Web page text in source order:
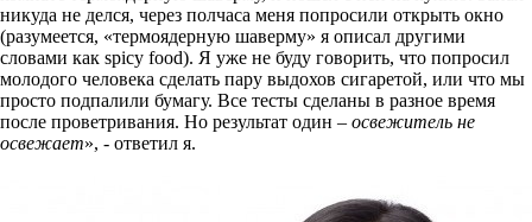
никуда не делся, через полчаса меня попросили открыть окно
(разумеется, «термоядерную шаверму» я описал другими
словами как spicy food). Я уже не буду говорить, что попросил
молодого человека сделать пару выдохов сигаретой, или что мы
просто подпалили бумагу. Все тесты сделаны в разное время
после проветривания. Но результат один – освежитель не
освежает», - ответил я.